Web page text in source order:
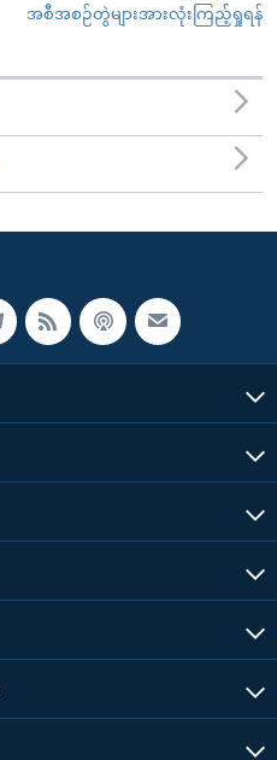
အစီအစဉ်တွဲများအားလုံးကြည့်ရှုရန်